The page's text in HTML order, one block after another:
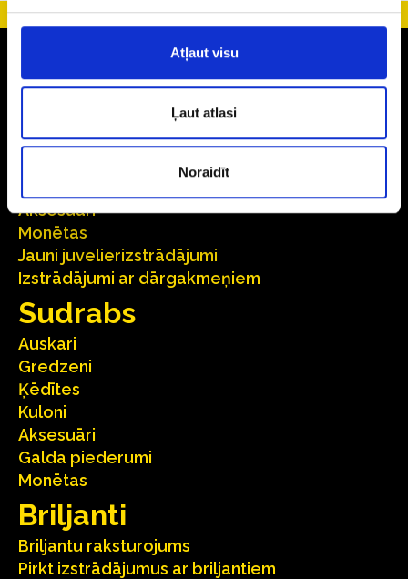
Atļaut visu
Ļaut atlasi
Noraidīt
Auskari
Laulības gredzeni
Aksesuāri
Monētas
Jauni juvelierizstrādājumi
Izstrādājumi ar dārgakmeņiem
Sudrabs
Auskari
Gredzeni
Ķēdītes
Kuloni
Aksesuāri
Galda piederumi
Monētas
Briljanti
Briljantu raksturojums
Pirkt izstrādājumus ar briljantiem